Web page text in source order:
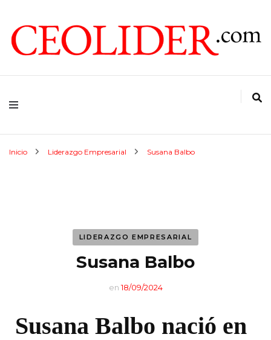
CEOLIDER.COM
Inicio Liderazgo Empresarial Susana Balbo
LIDERAZGO EMPRESARIAL
Susana Balbo
en18/09/2024
Susana Balbo nació en